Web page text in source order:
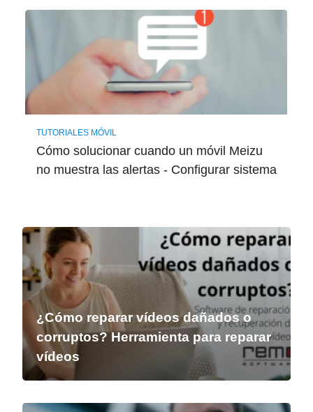
TUTORIALES MÓVIL
Cómo solucionar cuando un móvil Meizu
no muestra las alertas - Configurar sistema
¿Cómo reparar vídeos dañados o
corruptos? Herramienta para reparar
vídeos